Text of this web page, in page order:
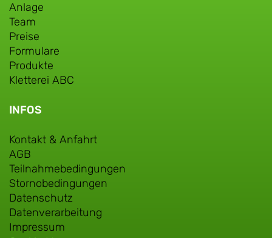
Anlage
Team
Preise
Formulare
Produkte
Kletterei ABC
INFOS
Kontakt & Anfahrt
AGB
Teilnahmebedingungen
Stornobedingungen
Datenschutz
Datenverarbeitung
Impressum